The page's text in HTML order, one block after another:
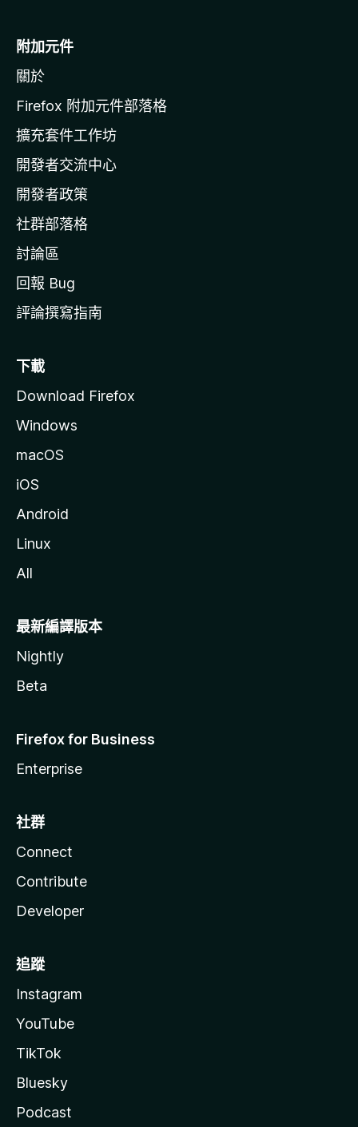
o
i
l
a
官
網
附加元件
關於
Firefox 附加元件部落格
擴充套件工作坊
開發者交流中心
開發者政策
社群部落格
討論區
回報 Bug
評論撰寫指南
下載
Download Firefox
Windows
macOS
iOS
Android
Linux
All
最新編譯版本
Nightly
Beta
Firefox for Business
Enterprise
社群
Connect
Contribute
Developer
追蹤
Instagram
YouTube
TikTok
Bluesky
Podcast